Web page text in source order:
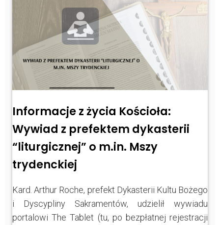
Informacje z życia Kościoła:
Wywiad z prefektem dykasterii
“liturgicznej” o m.in. Mszy
trydenckiej
Kard. Arthur Roche, prefekt Dykasterii Kultu Bożego
i Dyscypliny Sakramentów, udzielił wywiadu
portalowi The Tablet (tu, po bezpłatnej rejestracji